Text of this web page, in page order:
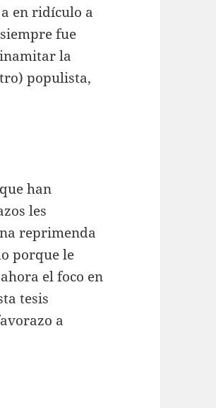
en ridículo a
fue
la
populista,
han
les
reprimenda
porque le
el foco en
tesis
a